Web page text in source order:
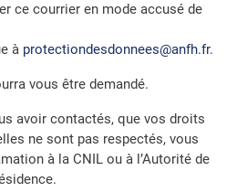
ce courrier en mode accusé de
à protectiondesdonnees@anfh.fr.
vous être demandé.
avoir contactés, que vos droits
ne sont pas respectés, vous
à la CNIL ou à l’Autorité de